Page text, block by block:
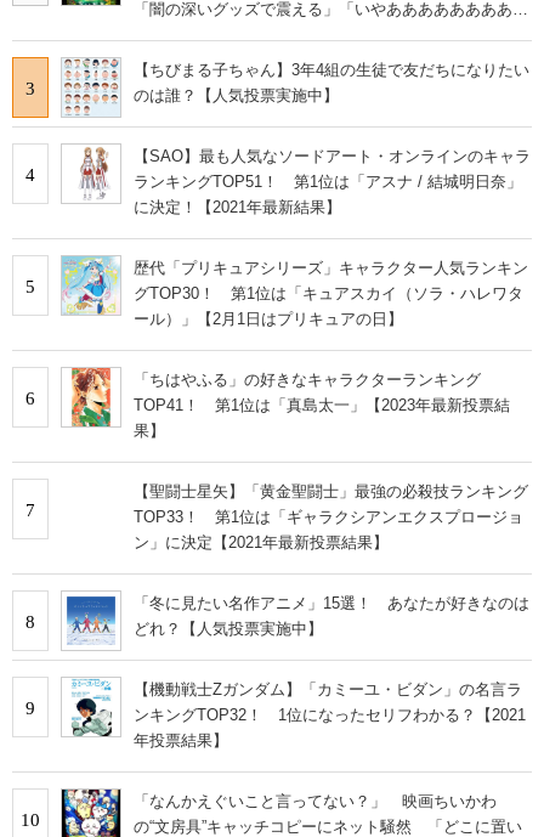
「闇の深いグッズで震える」「いやあああああああああ
3
【ちびまる子ちゃん】3年4組の生徒で友だちになりたい
のは誰？【人気投票実施中】
4
【SAO】最も人気なソードアート・オンラインのキャラ
ランキングTOP51！ 第1位は「アスナ / 結城明日奈」
に決定！【2021年最新結果】
5
歴代「プリキュアシリーズ」キャラクター人気ランキン
グTOP30！ 第1位は「キュアスカイ（ソラ・ハレワタ
ール）」【2月1日はプリキュアの日】
6
「ちはやふる」の好きなキャラクターランキング
TOP41！ 第1位は「真島太一」【2023年最新投票結
果】
7
【聖闘士星矢】「黄金聖闘士」最強の必殺技ランキング
TOP33！ 第1位は「ギャラクシアンエクスプロージョ
ン」に決定【2021年最新投票結果】
8
「冬に見たい名作アニメ」15選！ あなたが好きなのは
どれ？【人気投票実施中】
9
【機動戦士Zガンダム】「カミーユ・ビダン」の名言ラ
ンキングTOP32！ 1位になったセリフわかる？【2021
年投票結果】
10
「なんかえぐいこと言ってない？」 映画ちいかわ
の“文房具”キャッチコピーにネット騒然 「どこに置い